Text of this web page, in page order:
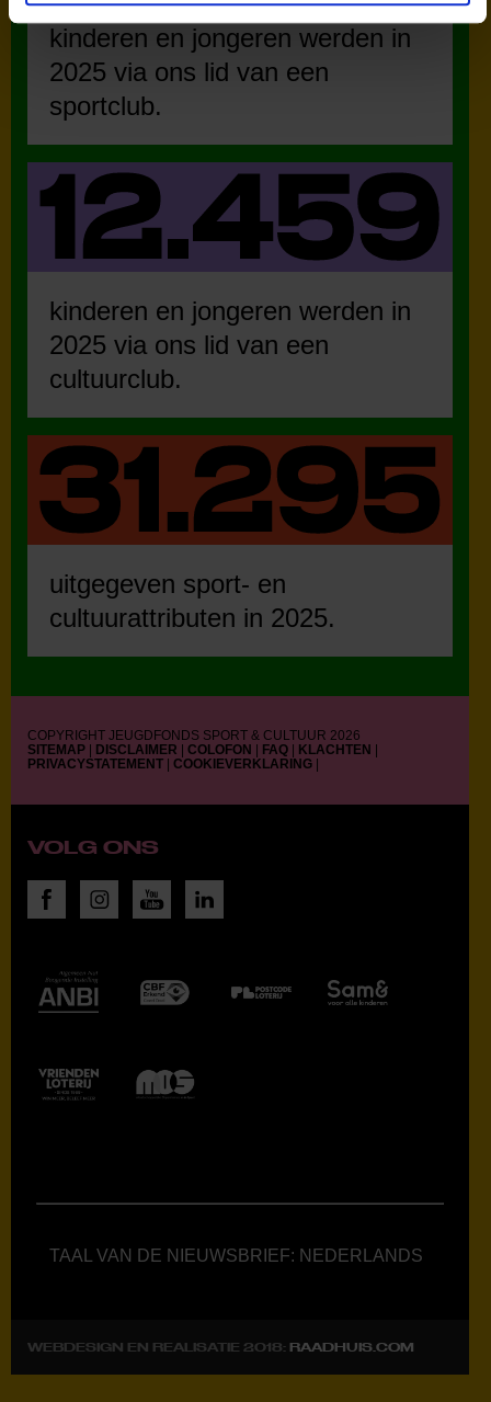
kinderen en jongeren werden in
2025 via ons lid van een
sportclub.
kinderen en jongeren werden in
2025 via ons lid van een
cultuurclub.
uitgegeven sport- en
cultuurattributen in 2025.
COPYRIGHT JEUGDFONDS SPORT & CULTUUR 2026
SITEMAP
DISCLAIMER COLOFON FAQ KLACHTEN
PRIVACYSTATEMENT
COOKIEVERKLARING
VOLG ONS
TAAL VAN DE NIEUWSBRIEF: NEDERLANDS
WEBDESIGN EN REALISATIE 2018: RAADHUIS.COM